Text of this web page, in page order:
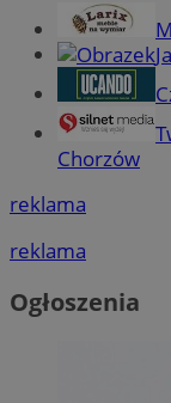
Chorzów
reklama
reklama
Ogłoszenia